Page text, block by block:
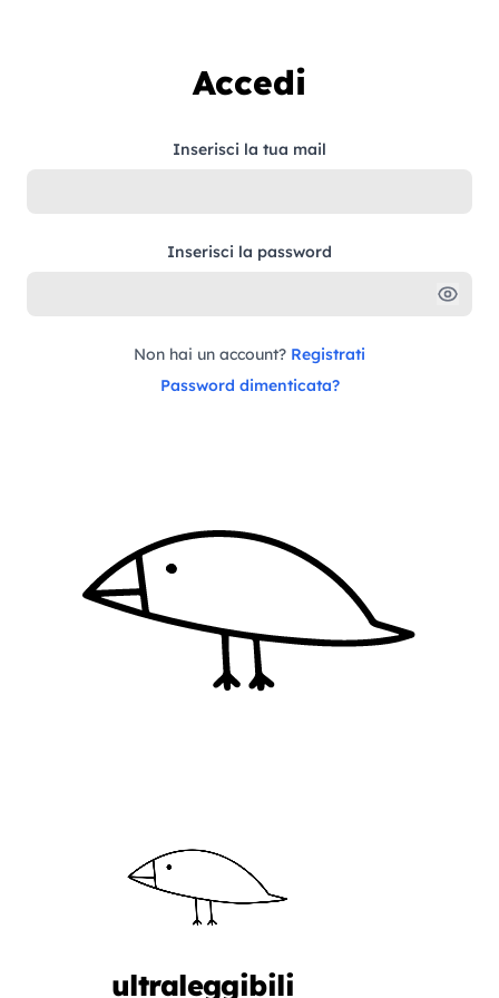
Accedi
Inserisci la tua mail
Inserisci la password
Non hai un account? Registrati
Password dimenticata?
ultraleggibili